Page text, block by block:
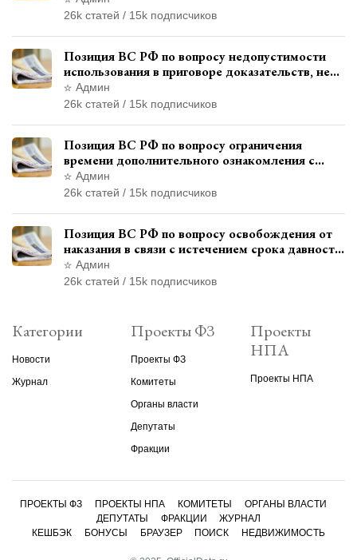
при наличии аудиозаписи
26k статей / 15k подписчиков
Позиция ВС РФ по вопросу недопустимости
использования в приговоре доказательств, не
исследованных в судебном заседании
Админ
26k статей / 15k подписчиков
Позиция ВС РФ по вопросу ограничения
времени дополнительного ознакомления с
материалами уголовного дела
Админ
26k статей / 15k подписчиков
Позиция ВС РФ по вопросу освобождения от
наказания в связи с истечением срока давности
уголовного преследования
Админ
26k статей / 15k подписчиков
Категории
Новости
Журнал
Проекты ФЗ
Проекты ФЗ
Комитеты
Органы власти
Депутаты
Фракции
Проекты
НПА
Проекты НПА
ПРОЕКТЫ ФЗ ПРОЕКТЫ НПА КОМИТЕТЫ
ОРГАНЫ ВЛАСТИ
ДЕПУТАТЫ
ФРАКЦИИ
ЖУРНАЛ
КЕШБЭК
БОНУСЫ БРАУЗЕР ПОИСК НЕДВИЖИМОСТЬ